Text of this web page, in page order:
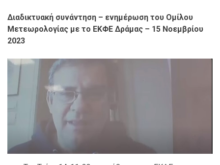
Διαδικτυακή συνάντηση – ενημέρωση του Ομίλου
Μετεωρολογίας με το ΕΚΦΕ Δράμας – 15 Νοεμβρίου
2023